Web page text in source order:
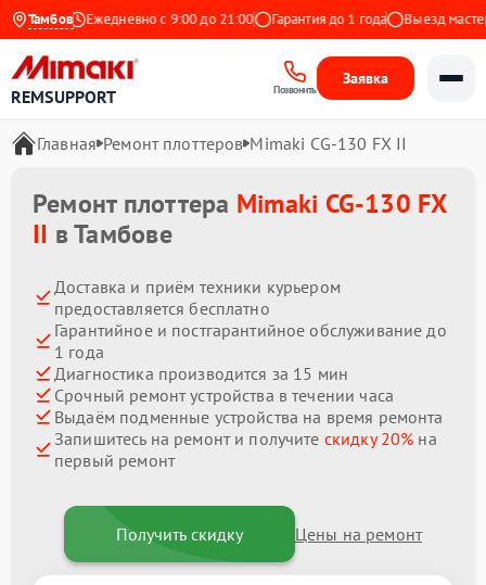
ТамбовЕжедневно с 9:00 до 21:00 Гарантия до 1 года Выезд мастера
REMSUPPORT Позвонить
Заявка
Главная Ремонт плоттеров Mimaki CG-130 FX II
Ремонт плоттера Mimaki CG-130 FX
II в Тамбове
Доставка и приём техники курьером
предоставляется бесплатно
Гарантийное и постгарантийное обслуживание до
1 года
Диагностика производится за 15 мин
Срочный ремонт устройства в течении часа
Выдаём подменные устройства на время ремонта
Запишитесь на ремонт и получите скидку 20% на
первый ремонт
Получить скидку Цены на ремонт